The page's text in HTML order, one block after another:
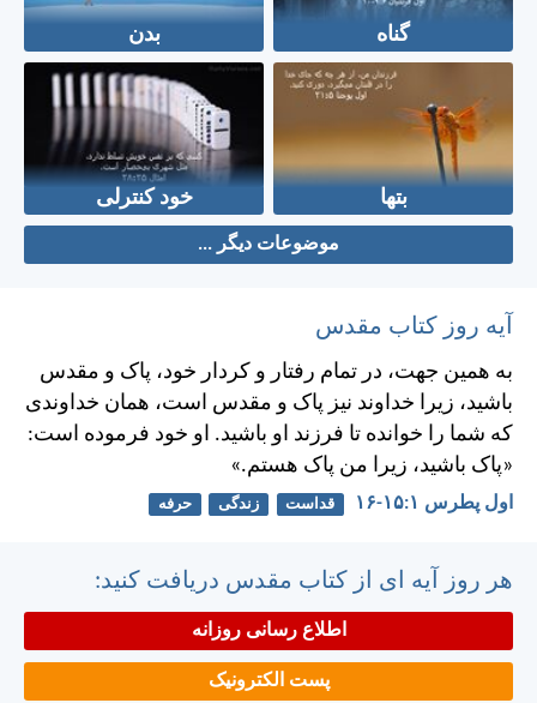
گناه بدن
بتها خود کنترلی
موضوعات دیگر ...
آیه روز کتاب مقدس
به همين جهت، در تمام رفتار و كردار خود، پاک و مقدس
باشيد، زيرا خداوند نيز پاک و مقدس است، همان خداوندی
كه شما را خوانده تا فرزند او باشيد. او خود فرموده است:
«پاک باشيد، زيرا من پاک هستم.»
اول پطرس ۱:‏۱۵-‏۱۶ قداست زندگی حرفه
هر روز آیه ای از کتاب مقدس دریافت کنید:
اطلاع رسانی روزانه
پست الکترونیک